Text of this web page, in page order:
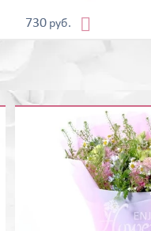
730 руб. 